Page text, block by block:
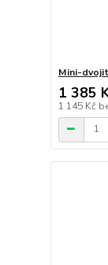
Mini-
1 385
1 145 Kč